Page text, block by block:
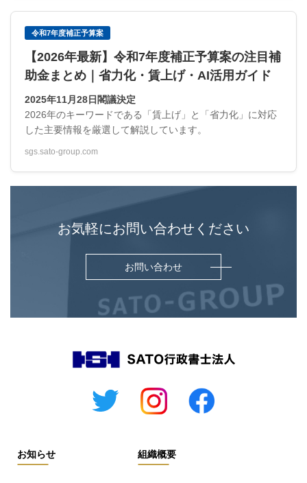
令和7年度補正予算案
【2026年最新】令和7年度補正予算案の注目補
助金まとめ｜省力化・賃上げ・AI活用ガイド
2025年11月28日閣議決定
2026年のキーワードである「賃上げ」と「省力化」に対応
した主要情報を厳選して解説しています。
sgs.sato-group.com
お気軽にお問い合わせください
お問い合わせ
お知らせ 組織概要